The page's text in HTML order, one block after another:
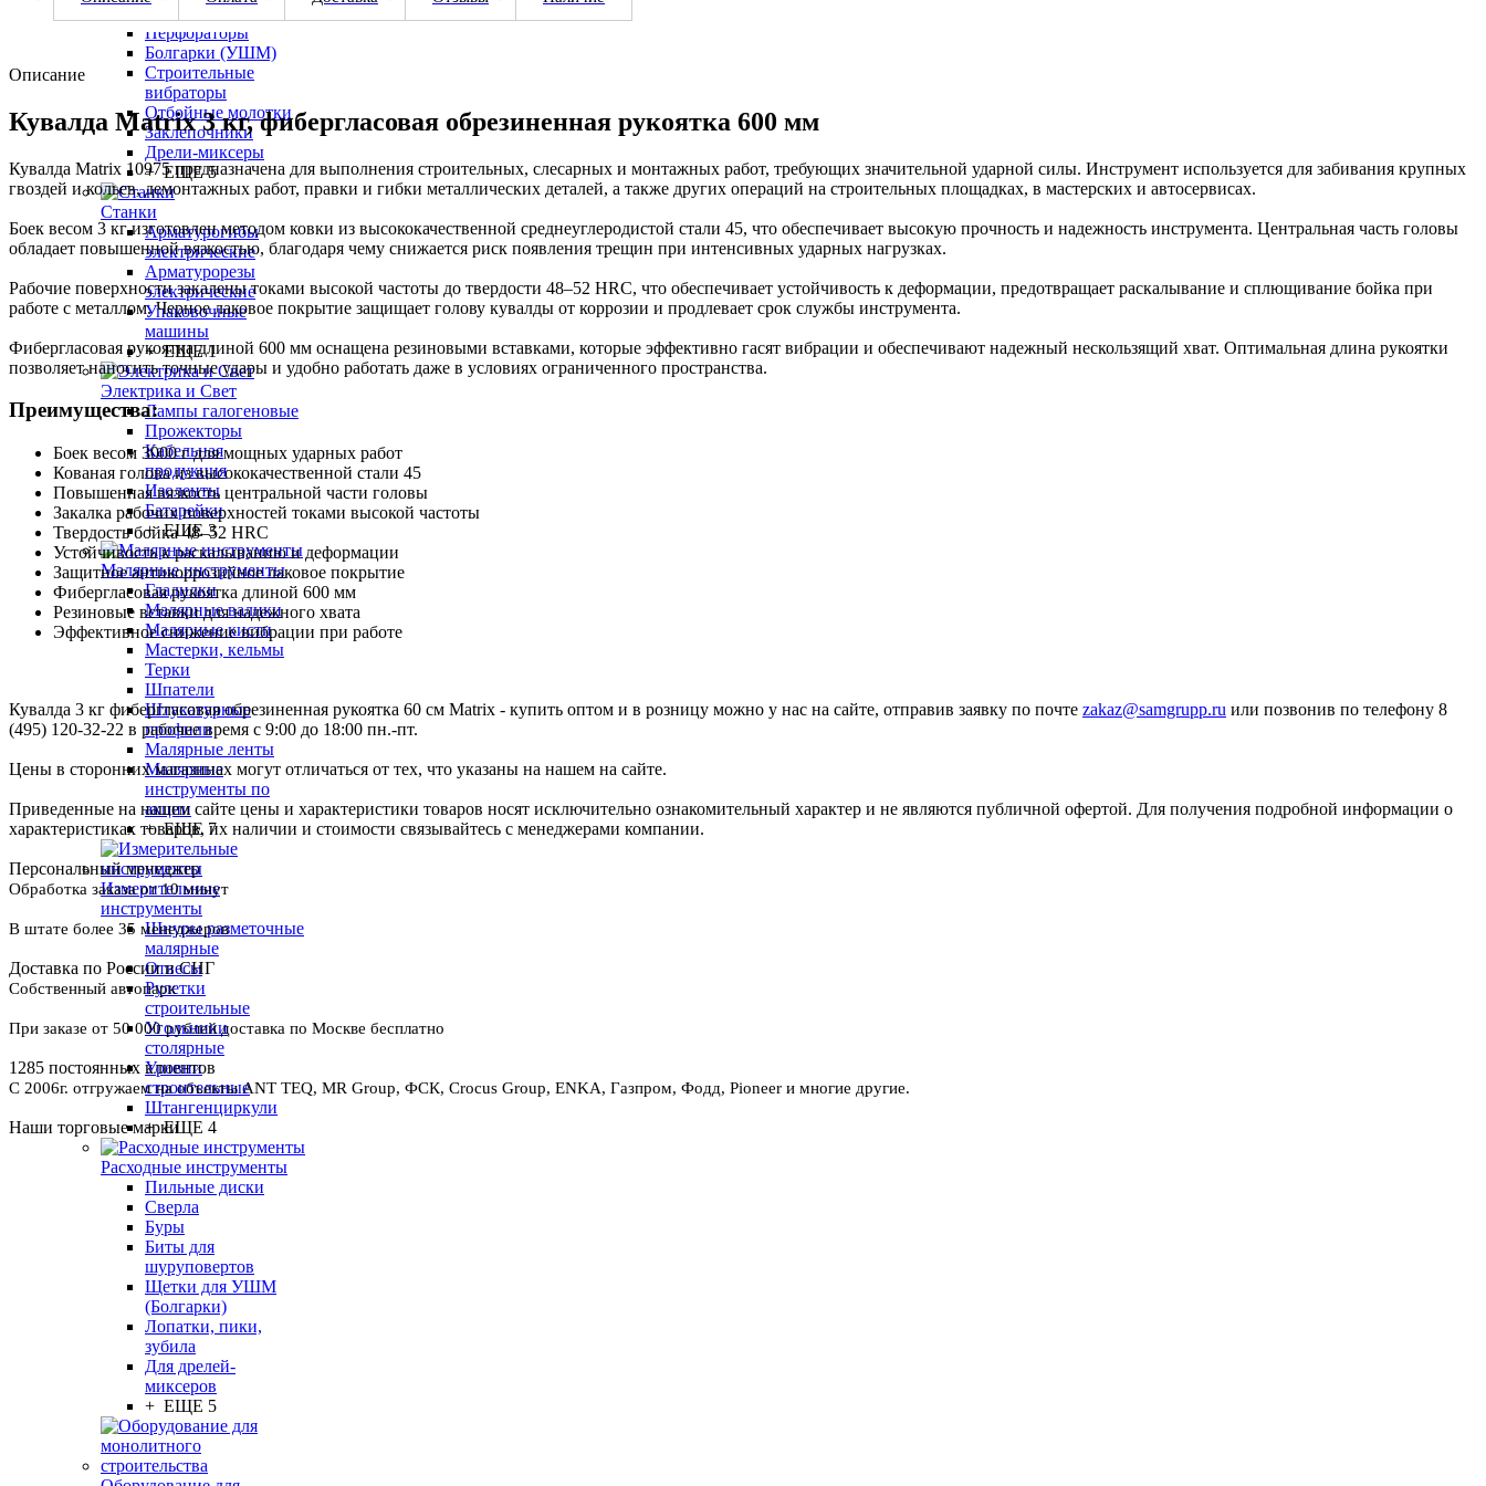
Перфораторы
Болгарки (УШМ)
Строительные
вибраторы
Отбойные молотки
Заклепочники
Дрели-миксеры
+ ЕЩЕ 5
Станки
Арматурогибы
электрические
Арматурорезы
электрические
Упаковочные
машины
+ ЕЩЕ 1
Электрика и Свет
Лампы галогеновые
Прожекторы
Кабельная
продукция
Изоленты
Батарейки
+ ЕЩЕ 3
Малярные инструменты
Гладилки
Малярные валики
Малярные кисти
Мастерки, кельмы
Терки
Шпатели
Штукатурные
профили
Малярные ленты
Малярные
инструменты по
акции
+ ЕЩЕ 7
Измерительные
инструменты
Шнуры разметочные
малярные
Отвесы
Рулетки
строительные
Угольники
столярные
Уровни
строительные
Штангенциркули
+ ЕЩЕ 4
Расходные инструменты
Пильные диски
Сверла
Буры
Биты для
шуруповертов
Щетки для УШМ
(Болгарки)
Лопатки, пики,
зубила
Для дрелей-
миксеров
+ ЕЩЕ 5
Описание
Кувалда Matrix 3 кг, фибергласовая обрезиненная рукоятка 600 мм
Кувалда Matrix 10975 предназначена для выполнения строительных, слесарных и монтажных работ, требующих значительной ударной силы. Инструмент используется для забивания крупных
гвоздей и кольев, демонтажных работ, правки и гибки металлических деталей, а также других операций на строительных площадках, в мастерских и автосервисах.
Боек весом 3 кг изготовлен методом ковки из высококачественной среднеуглеродистой стали 45, что обеспечивает высокую прочность и надежность инструмента. Центральная часть головы
обладает повышенной вязкостью, благодаря чему снижается риск появления трещин при интенсивных ударных нагрузках.
Рабочие поверхности закалены токами высокой частоты до твердости 48–52 HRC, что обеспечивает устойчивость к деформации, предотвращает раскалывание и сплющивание бойка при
работе с металлом. Черное лаковое покрытие защищает голову кувалды от коррозии и продлевает срок службы инструмента.
Фибергласовая рукоятка длиной 600 мм оснащена резиновыми вставками, которые эффективно гасят вибрации и обеспечивают надежный нескользящий хват. Оптимальная длина рукоятки
позволяет наносить точные удары и удобно работать даже в условиях ограниченного пространства.
Преимущества:
Боек весом 3000 г для мощных ударных работ
Кованая голова из высококачественной стали 45
Повышенная вязкость центральной части головы
Закалка рабочих поверхностей токами высокой частоты
Твердость бойка 48–52 HRC
Устойчивость к раскалыванию и деформации
Защитное антикоррозийное лаковое покрытие
Фибергласовая рукоятка длиной 600 мм
Резиновые вставки для надежного хвата
Эффективное снижение вибрации при работе
Кувалда 3 кг фибергласовая обрезиненная рукоятка 60 см Matrix - купить оптом и в розницу можно у нас на сайте, отправив заявку по почте zakaz@samgrupp.ru или позвонив по телефону 8
(495) 120-32-22 в рабочее время с 9:00 до 18:00 пн.-пт.
Цены в сторонних магазинах могут отличаться от тех, что указаны на нашем на сайте.
Приведенные на нашем сайте цены и характеристики товаров носят исключительно ознакомительный характер и не являются публичной офертой. Для получения подробной информации о
характеристиках товаров, их наличии и стоимости связывайтесь с менеджерами компании.
Персональный менеджер
Обработка заказа от 10 минут
В штате более 35 менеджеров
Доставка по России и СНГ
Собственный автопарк
При заказе от 50 000 рублей доставка по Москве бесплатно
1285 постоянных клиентов
С 2006г. отгружаем на объекты ANT TEQ, MR Group, ФСК, Crocus Group, ENKA, Газпром, Фодд, Pioneer и многие другие.
Наши торговые марки